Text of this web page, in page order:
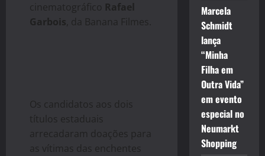
cinematográfico Rafael
Garbois , da Banana Filmes.
Os candidatos aos dois
títulos estaduais
arrecadaram doações para
as vítimas das enchentes
Marcela
Schmidt
lança
“Minha
Filha em
Outra Vida”
em evento
especial no
Neumarkt
Shopping